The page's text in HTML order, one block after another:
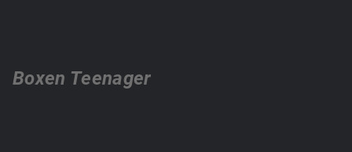
Boxen Teenager